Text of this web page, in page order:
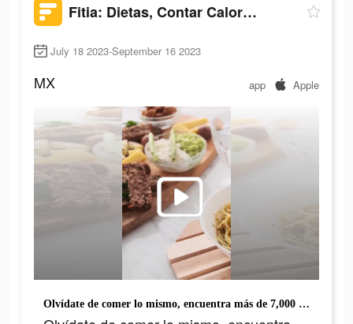
Fitia: Dietas, Contar Calorías
July 18 2023-September 16 2023
MX app Apple
Olvídate de comer lo mismo, encuentra más de 7,000 recetas en Fitia, ¡Descárgala gratis ahora!